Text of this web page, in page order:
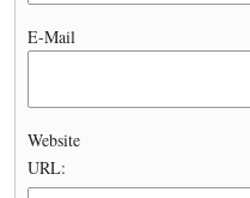
E-Mail
Website
URL: